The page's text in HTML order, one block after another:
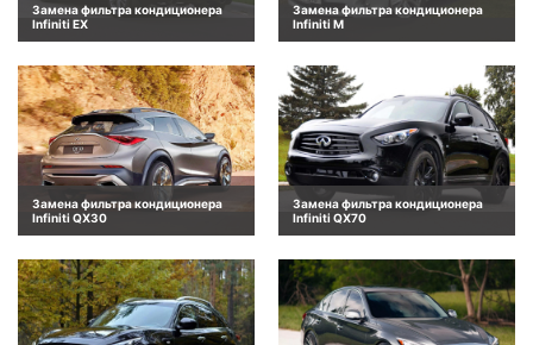
Замена фильтра кондиционера
Infiniti EX
Замена фильтра кондиционера
Infiniti M
Замена фильтра кондиционера
Infiniti QX30
Замена фильтра кондиционера
Infiniti QX70